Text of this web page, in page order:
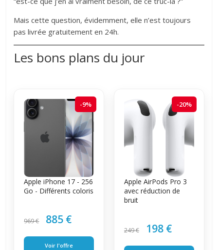
Mais cette question, évidemment, elle n’est toujours
pas livrée gratuitement en 24h.
Les bons plans du jour
-9%
Apple iPhone 17 - 256
Go - Différents coloris
969 € 885 €
Voir l'offre
-20%
Apple AirPods Pro 3
avec réduction de
bruit
249 € 198 €